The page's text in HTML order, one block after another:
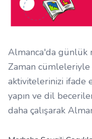
Almanca'da günlük
Zaman cümleleriyle
aktivitelerinizi ifade
yapın ve dil
daha çalışarak